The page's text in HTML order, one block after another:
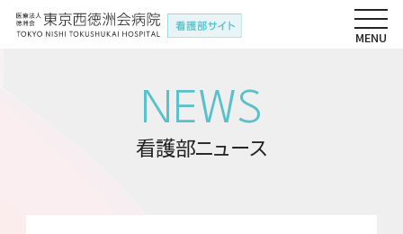
NEWS
看護部ニュース